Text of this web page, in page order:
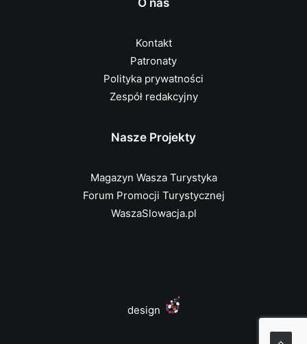
O nas
Kontakt
Patronaty
Polityka prywatności
Zespół redakcyjny
Nasze Projekty
Magazyn Wasza Turystyka
Forum Promocji Turystycznej
WaszaSlowacja.pl
design